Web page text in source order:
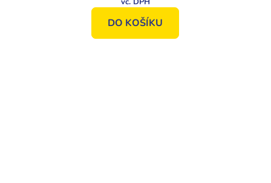
DO KOŠÍKU